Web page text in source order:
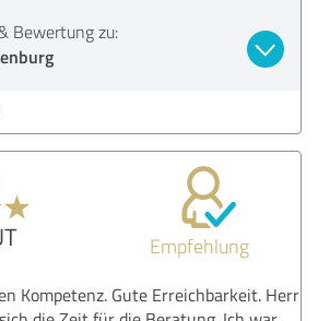
Bewertung zu:
Empfehlung
Kompetenz. Gute Erreichbarkeit. Herr